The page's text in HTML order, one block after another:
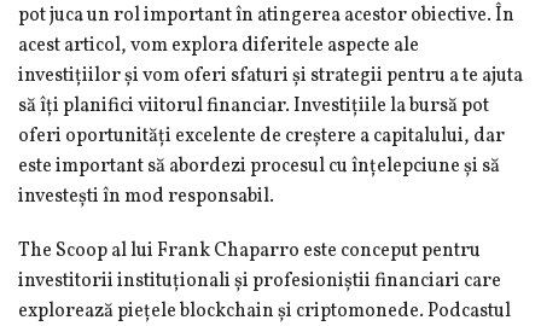
pot juca un rol important în atingerea acestor obiective. În
acest articol, vom explora diferitele aspecte ale
investițiilor și vom oferi sfaturi și strategii pentru a te ajuta
să îți planifici viitorul financiar. Investițiile la bursă pot
oferi oportunități excelente de creștere a capitalului, dar
este important să abordezi procesul cu înțelepciune și să
investești în mod responsabil.
The Scoop al lui Frank Chaparro este conceput pentru
investitorii instituționali și profesioniștii financiari care
explorează piețele blockchain și criptomonede. Podcastul